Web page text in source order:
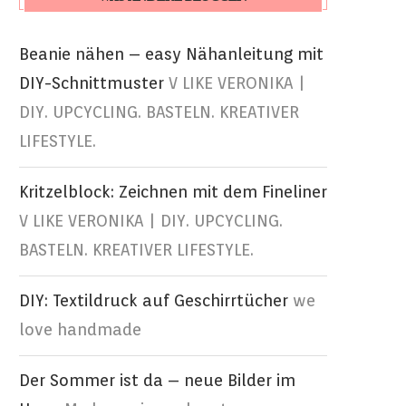
Beanie nähen – easy Nähanleitung mit
DIY-Schnittmuster V LIKE VERONIKA |
DIY. UPCYCLING. BASTELN. KREATIVER
LIFESTYLE.
Kritzelblock: Zeichnen mit dem Fineliner
V LIKE VERONIKA | DIY. UPCYCLING.
BASTELN. KREATIVER LIFESTYLE.
DIY: Textildruck auf Geschirrtücher we
love handmade
Der Sommer ist da – neue Bilder im